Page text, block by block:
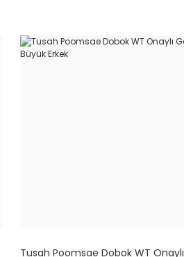
Tusah Poomsae Dobok WT Onaylı